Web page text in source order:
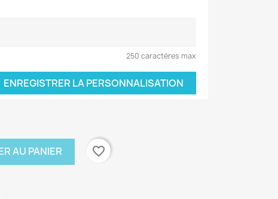
250 caractères max
ENREGISTRER LA PERSONNALISATION
AU PANIER
favorite_border